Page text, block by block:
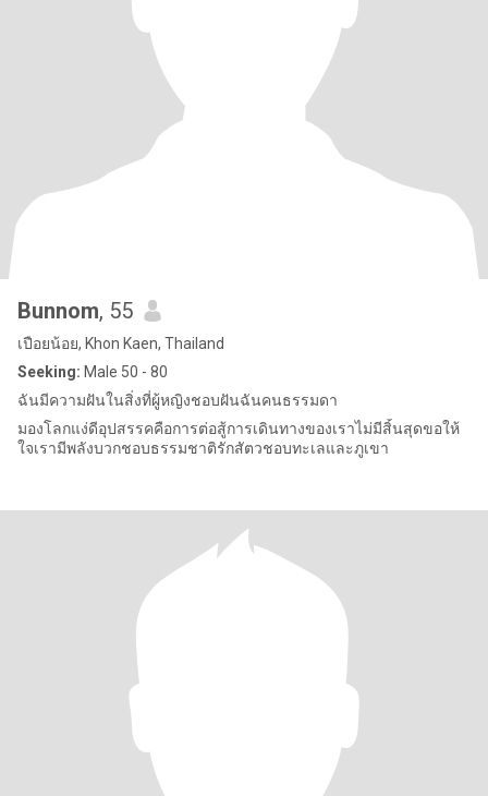
Bunnom, 55
เปือยน้อย, Khon Kaen, Thailand
Seeking: Male 50 - 80
ฉันมีความฝันในสิ่งที่ผู้หญิงชอบฝันฉันคนธรรมดา
มองโลกแง่ดีอุปสรรคคือการต่อสู้การเดินทางของเราไม่มีสิ้นสุดขอให้
ใจเรามีพลังบวกชอบธรรมชาติรักสัตวชอบทะเลและภูเขา